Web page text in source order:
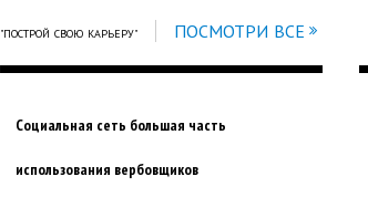
"ПОСТРОЙ СВОЮ КАРЬЕРУ" ПОСМОТРИ ВСЕ
Социальная сеть большая часть
использования вербовщиков